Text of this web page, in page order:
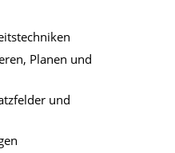
Planen und
und